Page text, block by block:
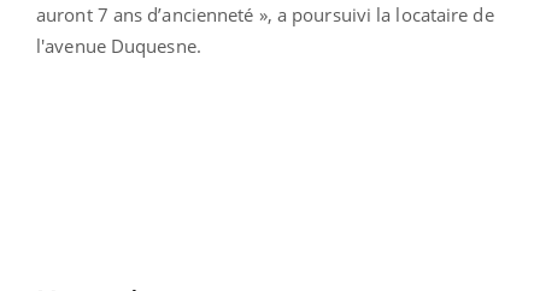
auront 7 ans d’ancienneté », a poursuivi la locataire de
l'avenue Duquesne.